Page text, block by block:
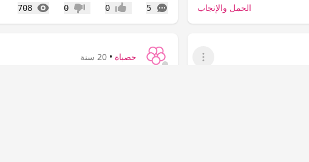
الحمل والإنجاب 5
التعليقات إعجاب0 عدم إعجاب
0
708
المشاهدات
عرض القائمة
حصباة • 20 سنة